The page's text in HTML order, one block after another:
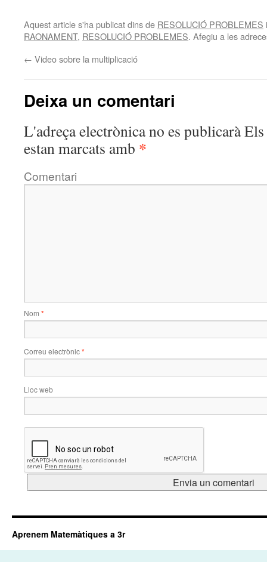
Aquest article s'ha publicat dins de RESOLUCIÓ PROBLEMES
RAONAMENT, RESOLUCIÓ PROBLEMES. Afegiu a les
← Video sobre la multiplicació
Deixa un comentari
L'adreça electrònica no es publicaràEls
estan marcats amb *
Comentari
Nom *
Correu electrònic*
Lloc web
Aprenem Matemàtiques a 3r